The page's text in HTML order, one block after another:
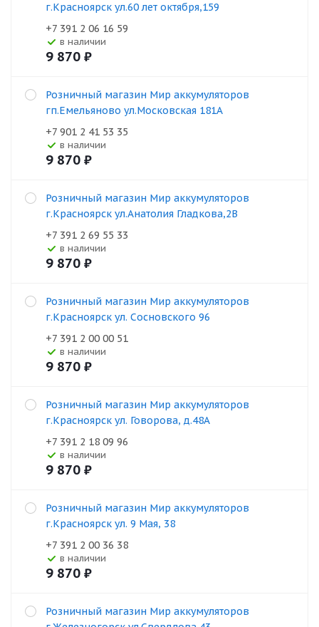
г.Красноярск ул.60 лет октября,159
+7 391 2 06 16 59
В наличии
9 870 ₽
Розничный магазин Мир аккумуляторов
гп.Емельяново ул.Московская 181А
+7 901 2 41 53 35
В наличии
9 870 ₽
Розничный магазин Мир аккумуляторов
г.Красноярск ул.Анатолия Гладкова,2В
+7 391 2 69 55 33
В наличии
9 870 ₽
Розничный магазин Мир аккумуляторов
г.Красноярск ул. Сосновского 96
+7 391 2 00 00 51
В наличии
9 870 ₽
Розничный магазин Мир аккумуляторов
г.Красноярск ул. Говорова, д.48А
+7 391 2 18 09 96
В наличии
9 870 ₽
Розничный магазин Мир аккумуляторов
г.Красноярск ул. 9 Мая, 38
+7 391 2 00 36 38
В наличии
9 870 ₽
Розничный магазин Мир аккумуляторов